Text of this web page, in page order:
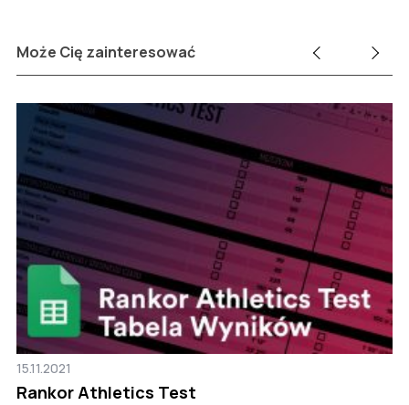
Może Cię zainteresować
15.11.2021
Rankor Athletics Test